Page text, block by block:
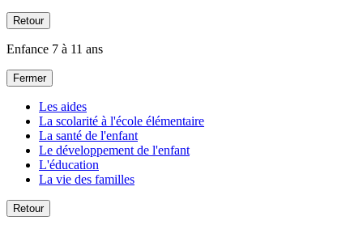
Retour
Enfance 7 à 11 ans
Fermer
Les aides
La scolarité à l'école élémentaire
La santé de l'enfant
Le développement de l'enfant
L'éducation
La vie des familles
Retour